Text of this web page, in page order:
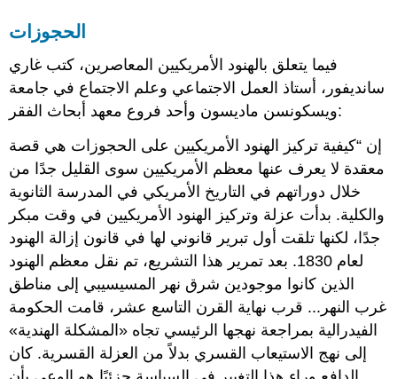
الحجوزات
فيما يتعلق بالهنود الأمريكيين المعاصرين، كتب غاري
سانديفور، أستاذ العمل الاجتماعي وعلم الاجتماع في جامعة
ويسكونسن ماديسون وأحد فروع معهد أبحاث الفقر:
إن كيفية تركيز الهنود الأمريكيين على الحجوزات هي قصة
معقدة لا يعرف عنها معظم الأمريكيين سوى القليل جدًا من
خلال دوراتهم في التاريخ الأمريكي في المدرسة الثانوية
والكلية. بدأت عزلة وتركيز الهنود الأمريكيين في وقت مبكر
جدًا، لكنها تلقت أول تبرير قانوني لها في قانون إزالة الهنود
لعام 1830. بعد تمرير هذا التشريع، تم نقل معظم الهنود
الذين كانوا موجودين شرق نهر المسيسيبي إلى مناطق
غرب النهر... قرب نهاية القرن التاسع عشر، قامت الحكومة
الفيدرالية بمراجعة نهجها الرئيسي تجاه «المشكلة الهندية»
إلى نهج الاستيعاب القسري بدلاً من العزلة القسرية. كان